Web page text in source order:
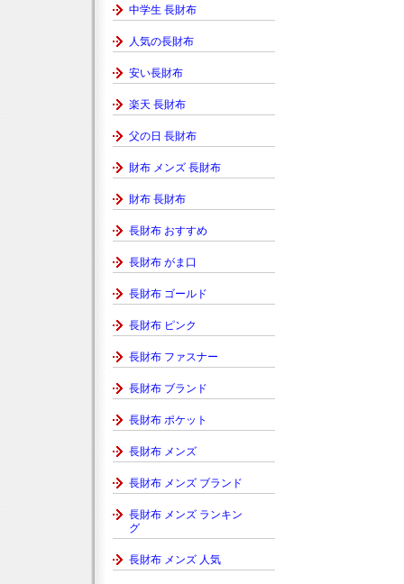
中学生 長財布
人気の長財布
安い長財布
楽天 長財布
父の日 長財布
財布 メンズ 長財布
財布 長財布
長財布 おすすめ
長財布 がま口
長財布 ゴールド
長財布 ピンク
長財布 ファスナー
長財布 ブランド
長財布 ポケット
長財布 メンズ
長財布 メンズ ブランド
長財布 メンズ ランキン
グ
長財布 メンズ 人気